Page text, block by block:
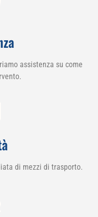
assistenza su come
di mezzi di trasporto.